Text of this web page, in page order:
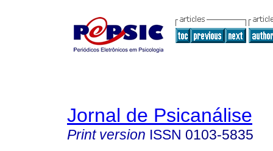
Jornal de Psicanálise
Print version ISSN 0103-5835